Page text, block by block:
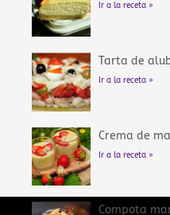
Ir a la receta »
Tarta de
Ir a la receta »
Crema de
Ir a la receta »
Compota